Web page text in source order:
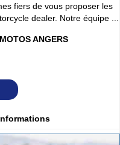
fiers de vous proposer les
dealer. Notre équipe ...
ANGERS